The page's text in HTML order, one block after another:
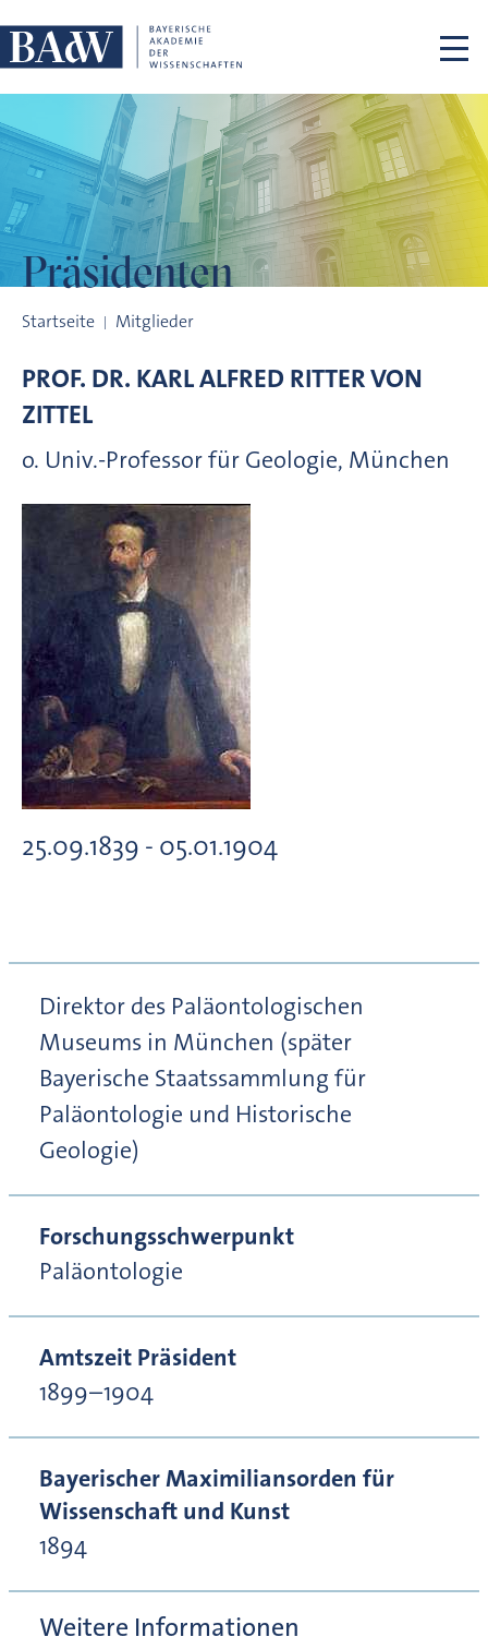
Präsidenten
Startseite Mitglieder
PROF. DR. KARL ALFRED RITTER VON
ZITTEL
o. Univ.-Professor für Geologie, München
25.09.1839 - 05.01.1904
Direktor des Paläontologischen
Museums in München (später
Bayerische Staatssammlung für
Paläontologie und Historische
Geologie)
Forschungsschwerpunkt
Paläontologie
Amtszeit Präsident
1899–1904
Bayerischer Maximiliansorden für
Wissenschaft und Kunst
1894
Weitere Informationen